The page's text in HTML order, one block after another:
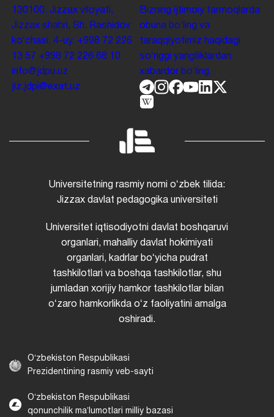
130100. Jizzax viloyati,
Jizzax shahri, Sh. Rashidov
koʻchasi, 4-uy. +998 72 226
13 57 +998 72 226 68 10
info@jdpu.uz
jiz.jdpi@exat.uz
Bizning ijtimoiy tarmoqlarda
obuna boʻling va
taraqqiyotimiz haqidagi
soʻnggi yangiliklardan
xabardor boʻling.
Universitetning rasmiy nomi oʻzbek tilida:
Jizzax davlat pedagogika universiteti
Universitet iqtisodiyotni davlat boshqaruvi
organlari, mahalliy davlat hokimiyati
organlari, kadrlar boʻyicha pudrat
tashkilotlari va boshqa tashkilotlar, shu
jumladan xorijiy hamkor tashkilotlar bilan
oʻzaro hamkorlikda oʻz faoliyatini amalga
oshiradi.
Oʻzbekiston Respublikasi
Prezidentining rasmiy veb-sayti
Oʻzbekiston Respublikasi
qonunchilik maʼlumotlari milliy bazasi